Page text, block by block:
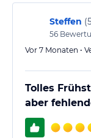
Steffen (
56
Vor 7 Monaten •
Tolles
aber